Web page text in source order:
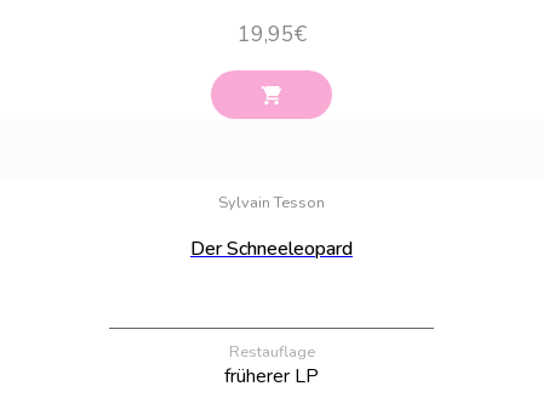
19,95€
Sylvain Tesson
Der Schneeleopard
Restauflage
früherer LP